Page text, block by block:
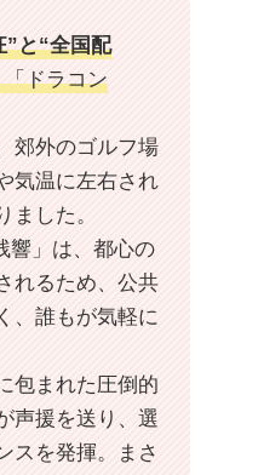
”と“全国配
「ドラコン
郊外のゴルフ場
気温に左右され
ました。
響」は、都心の
れるため、公共
、誰もが気軽に
包まれた圧倒的
声援を送り、選
スを発揮。まさ